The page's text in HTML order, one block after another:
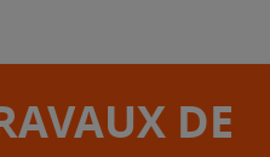
DE